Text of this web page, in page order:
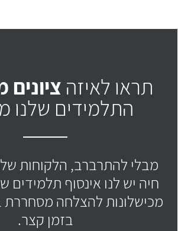
תראו לאיזה ציונים
התלמידים שלנו
מבלי להתרברב, הלקוחות
חיה יש לנו אינסוף תלמידים
בזמן קצר.